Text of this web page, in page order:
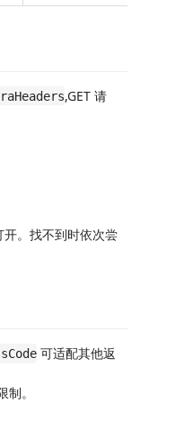
,GET 请
。找不到时依次尝
可适配其他返
。